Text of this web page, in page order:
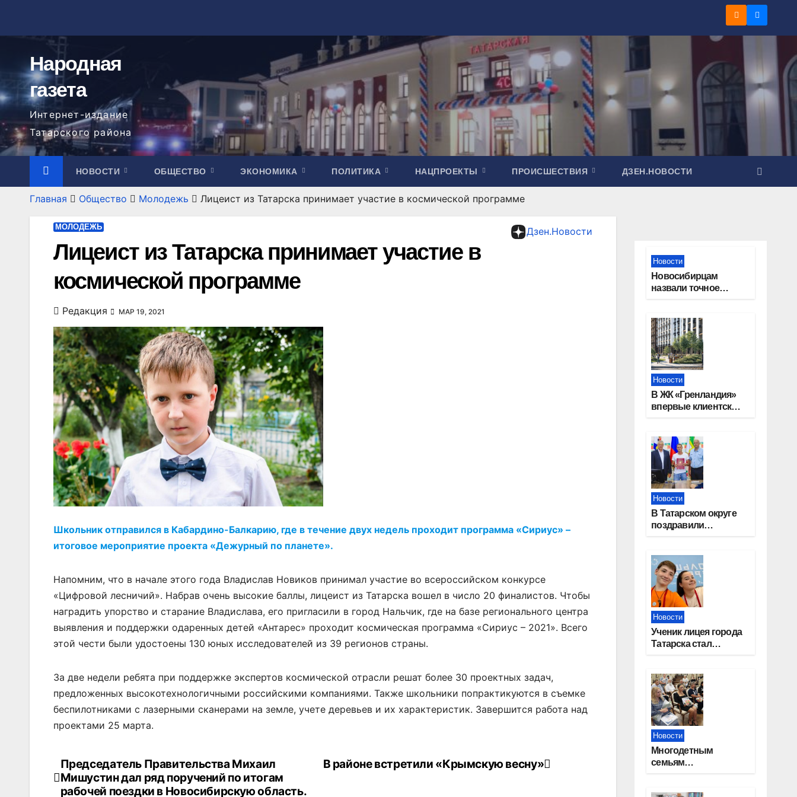
содержимому
Народная
газета
Интернет-издание
Татарского района
НОВОСТИ ОБЩЕСТВО ЭКОНОМИКА ПОЛИТИКА НАЦПРОЕКТЫ ПРОИСШЕСТВИЯ ДЗЕН.НОВОСТИ
Главная Общество Молодежь Лицеист из Татарска принимает участие в космической программе
Дзен.Новости
МОЛОДЕЖЬ
Лицеист из Татарска принимает участие в
космической программе
Редакция МАР 19, 2021
Школьник отправился в Кабардино-Балкарию, где в течение двух недель проходит программа «Сириус» –
итоговое мероприятие проекта «Дежурный по планете».
Напомним, что в начале этого года Владислав Новиков принимал участие во всероссийском конкурсе
«Цифровой лесничий». Набрав очень высокие баллы, лицеист из Татарска вошел в число 20 финалистов. Чтобы
наградить упорство и старание Владислава, его пригласили в город Нальчик, где на базе регионального центра
выявления и поддержки одаренных детей «Антарес» проходит космическая программа «Сириус – 2021». Всего
этой чести были удостоены 130 юных исследователей из 39 регионов страны.
За две недели ребята при поддержке экспертов космической отрасли решат более 30 проектных задач,
предложенных высокотехнологичными российскими компаниями. Также школьники попрактикуются в съемке
беспилотниками с лазерными сканерами на земле, учете деревьев и их характеристик. Завершится работа над
проектами 25 марта.
Навигация
В районе встретили «Крымскую весну»
Председатель Правительства Михаил
Мишустин дал ряд поручений по итогам
рабочей поездки в Новосибирскую область.
Новости
Новосибирцам
назвали точное
праздники в 2027
году
Новости
В ЖК «Гренландия»
впервые клиентские
группы компаний
«СОЮЗ»
Новости
В Татарском округе
поздравили
отрасли
Новости
Ученик лицея города
Татарска стал
Новости
Многодетным
семьям